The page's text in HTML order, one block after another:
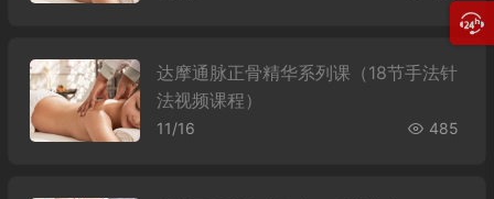
达摩通脉正骨精华系列课（18节手法针
法视频课程）
11/16 485